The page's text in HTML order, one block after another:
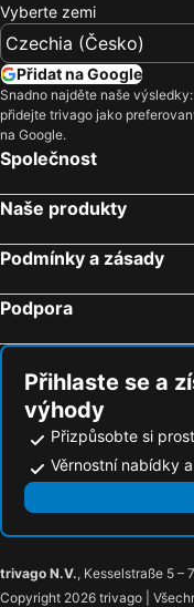
Vyberte zemi
Přidat na Google
Snadno najděte naše výsledky:
přidejte trivago jako
na Google.
Společnost
Naše produkty
Podmínky a zásady
Podpora
Přihlaste se a
výhody
Přizpůsobte si
Věrnostní nabídky
trivago N.V., Kesselstraße 5 –
Copyright 2026 trivago |